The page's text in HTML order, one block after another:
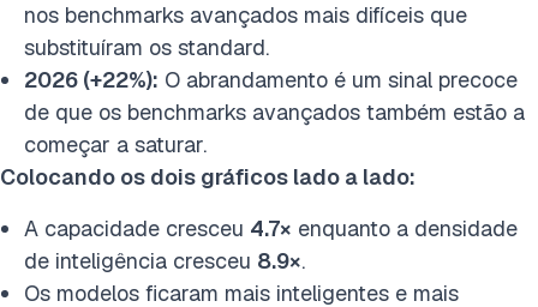
nos benchmarks avançados mais difíceis que
substituíram os standard.
2026 (+22%): O abrandamento é um sinal precoce
de que os benchmarks avançados também estão a
começar a saturar.
Colocando os dois gráficos lado a lado:
A capacidade cresceu 4.7× enquanto a densidade
de inteligência cresceu 8.9×.
Os modelos ficaram mais inteligentes e mais